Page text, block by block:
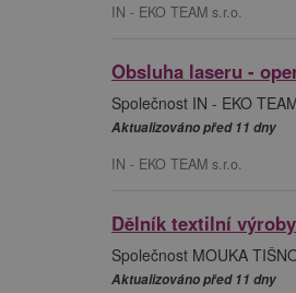
IN - EKO TEAM s.r.o.
Obsluha laseru -
Společnost IN - EKO
Aktualizováno před 11 dny
IN - EKO TEAM s.r.o.
Dělník textilní
Společnost MOUKA
Aktualizováno před 11 dny